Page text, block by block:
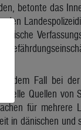
betonte das
den
dem Fall bei
Quellen von
für mehrere
in dänischen und